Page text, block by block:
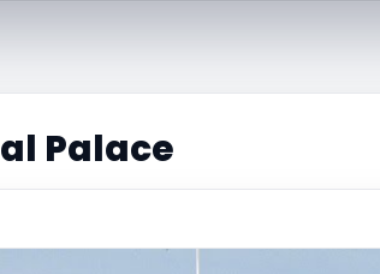
Palace